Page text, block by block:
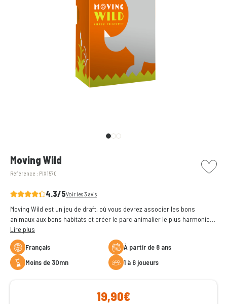
Moving Wild
Référence : PIX1570
picto
4.3/5Voir les 3 avis
Moving Wild est un jeu de draft, où vous devrez associer les bons
animaux aux bons habitats et créer le parc animalier le plus harmonieux
qui soit !
Lire plus
Français
à partir de 8 ans
moins de 30mn
1 à 6 joueurs
19,90€